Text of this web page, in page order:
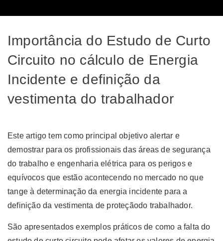
Importância do Estudo de Curto
Circuito no cálculo de Energia
Incidente e definição da
vestimenta do trabalhador
Este artigo tem como principal objetivo alertar e
demostrar para os profissionais das áreas de segurança
do trabalho e engenharia elétrica para os perigos e
equívocos que estão acontecendo no mercado no que
tange à determinação da energia incidente para a
definição da vestimenta de proteçãodo trabalhador.
São apresentados exemplos práticos de como a falta do